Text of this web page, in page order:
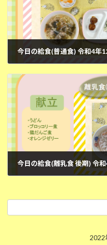
今日の給食(普通食) 令和4年
今日の給食(離乳食 後期) 令
2022